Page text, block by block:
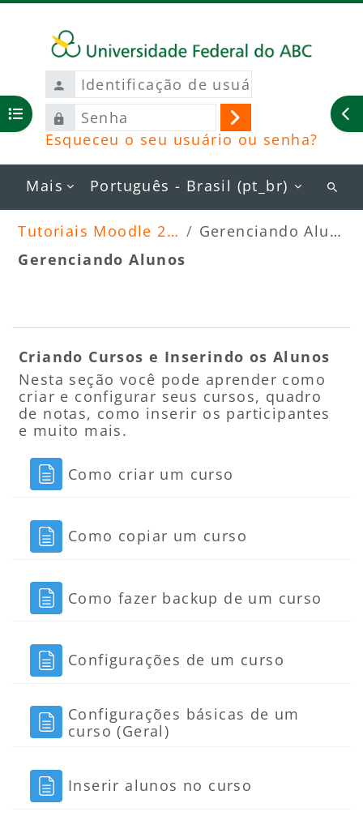
Ir para o conteúdo principal
Identificação
de
usuário
Senha
Acessar
Esqueceu o seu usuário ou senha?
Mais Português - Brasil ‎(pt_br)‎
Abrir índice do curso
Tutoriais Moodle 2026
Gerenciando Alunos
Gerenciando Alunos
Contorno da seção
Criando Cursos e Inserindo os Alunos
Nesta seção você pode aprender como
criar e configurar seus cursos, quadro
de notas, como inserir os participantes
e muito mais.
Como criar um curso
Como copiar um curso
Como fazer backup de um curso
Configurações de um curso
Configurações básicas de um
curso (Geral)
Inserir alunos no curso